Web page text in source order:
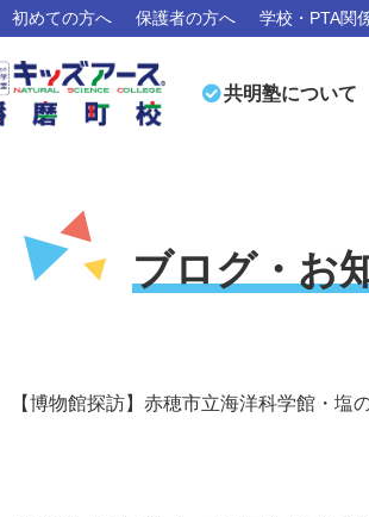
初めての方へ 保護者の方へ 学校・PTA関
共明塾について
ブログ・お
【博物館探訪】赤穂市立海洋科学館・